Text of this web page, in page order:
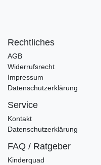
Rechtliches
AGB
Widerrufsrecht
Impressum
Datenschutzerklärung
Service
Kontakt
Datenschutzerklärung
FAQ / Ratgeber
Kinderquad